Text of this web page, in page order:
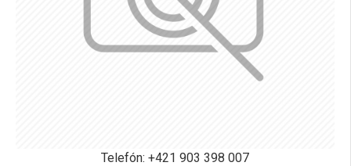
Telefón: +421 903 398 007